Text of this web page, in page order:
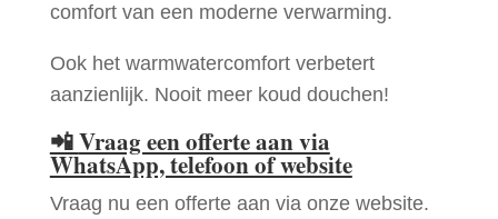
comfort van een moderne verwarming.
Ook het warmwatercomfort verbetert
aanzienlijk. Nooit meer koud douchen!
📲Vraag een offerte aan via
WhatsApp, telefoon of website
Vraag nu een offerte aan via onze website.